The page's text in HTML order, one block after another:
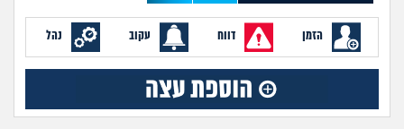
גאווה
הזמן דווח עקוב נהל